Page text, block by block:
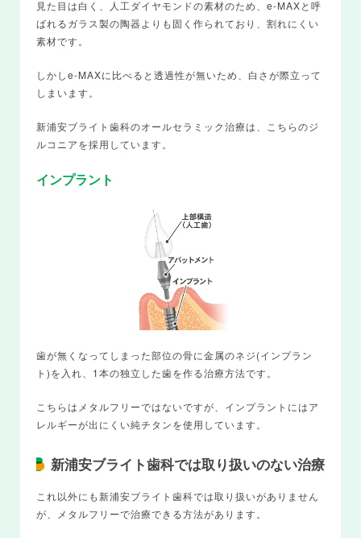
見た目は白く、人工ダイヤモンドの素材のため、e-MAXと呼
ばれるガラス製の陶器よりも固く作られており、割れにくい
素材です。
しかしe-MAXに比べると透過性が無いため、白さが際立って
しまいます。
新浦安ブライト歯科のオールセラミック治療は、こちらのジ
ルコニアを採用しています。
インプラント
歯が無くなってしまった部位の骨に金属のネジ(インプラン
ト)を入れ、1本の独立した歯を作る治療方法です。
こちらはメタルフリーではないですが、インプラントにはア
レルギーが出にくい純チタンを使用しています。
新浦安ブライト歯科では取り扱いのない治療
これ以外にも新浦安ブライト歯科では取り扱いがありません
が、メタルフリーで治療できる方法があります。